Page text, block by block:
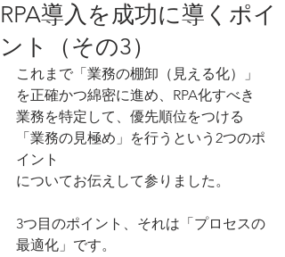
RPA導入を成功に導くポイ
ント（その3）
これまで「業務の棚卸（見える化）」
を正確かつ綿密に進め、RPA化すべき
業務を特定して、優先順位をつける
「業務の見極め」を行うという2つのポ
イント
についてお伝えして参りました。
3つ目のポイント、それは「プロセスの
最適化」です。